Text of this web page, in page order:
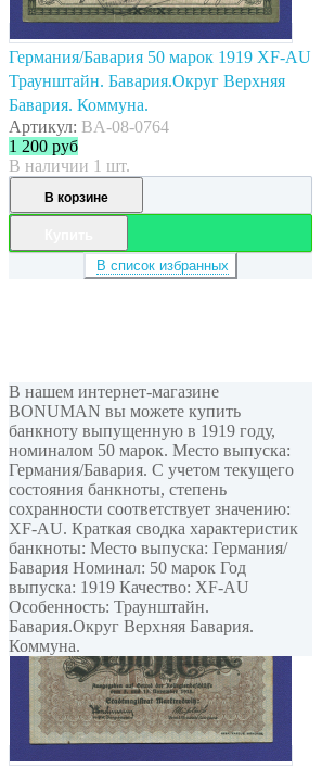
Германия/Бавария 50 марок 1919 XF-AU
Траунштайн. Бавария.Округ Верхняя
Бавария. Коммуна.
Артикул: BA-08-0764
1 200 руб
В наличии 1 шт.
В корзине
В список избранных
В нашем интернет-магазине
BONUMAN вы можете купить
банкноту выпущенную в 1919 году,
номиналом 50 марок. Место выпуска:
Германия/Бавария. С учетом текущего
состояния банкноты, степень
сохранности соответствует значению:
XF-AU. Краткая сводка характеристик
банкноты: Место выпуска: Германия/
Бавария Номинал: 50 марок Год
выпуска: 1919 Качество: XF-AU
Особенность: Траунштайн.
Бавария.Округ Верхняя Бавария.
Коммуна.